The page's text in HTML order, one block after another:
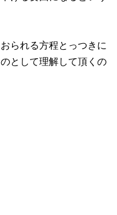
られる方程とっつきに
として理解して頂くの